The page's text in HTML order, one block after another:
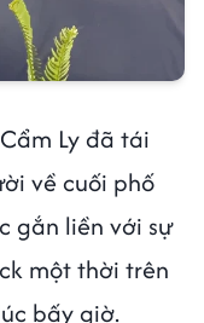
Ly đã tái
về cuối phố
gắn liền với sự
một thời trên
bấy giờ.